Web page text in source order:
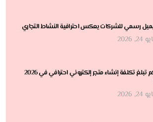
رسمي للشركات يعكس احترافية النشاط التجاري
2026
كم تبلغ تكلفة إنشاء متجر إلكتروني احترافي في 2026
2026